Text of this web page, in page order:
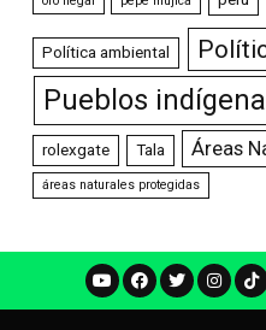
Política ambiental
Pueblos
rolexgate Tala Áreas
áreas naturales protegidas